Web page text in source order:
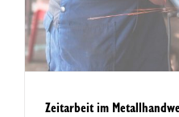
Zeitarbeit im